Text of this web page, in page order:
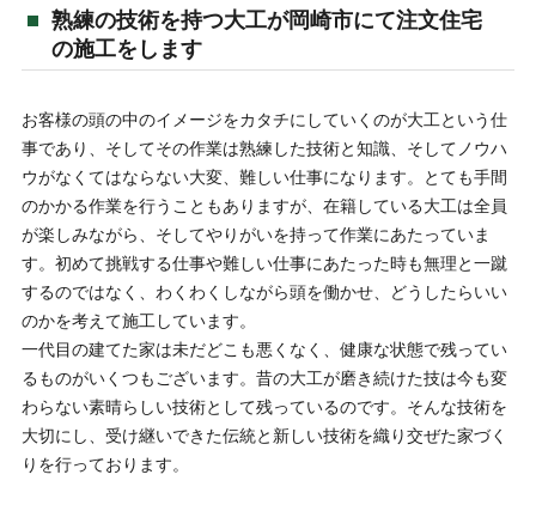
熟練の技術を持つ大工が岡崎市にて注文住宅
の施工をします
お客様の頭の中のイメージをカタチにしていくのが大工という仕
事であり、そしてその作業は熟練した技術と知識、そしてノウハ
ウがなくてはならない大変、難しい仕事になります。とても手間
のかかる作業を行うこともありますが、在籍している大工は全員
が楽しみながら、そしてやりがいを持って作業にあたっていま
す。初めて挑戦する仕事や難しい仕事にあたった時も無理と一蹴
するのではなく、わくわくしながら頭を働かせ、どうしたらいい
のかを考えて施工しています。
一代目の建てた家は未だどこも悪くなく、健康な状態で残ってい
るものがいくつもございます。昔の大工が磨き続けた技は今も変
わらない素晴らしい技術として残っているのです。そんな技術を
大切にし、受け継いできた伝統と新しい技術を織り交ぜた家づく
りを行っております。